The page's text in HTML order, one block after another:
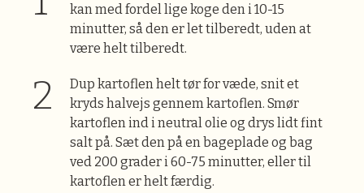
kan med fordel lige koge den i 10-15
minutter, så den er let tilberedt, uden at
være helt tilberedt.
Dup kartoflen helt tør for væde, snit et
kryds halvejs gennem kartoflen. Smør
kartoflen ind i neutral olie og drys lidt fint
salt på. Sæt den på en bageplade og bag
ved 200 grader i 60-75 minutter, eller til
kartoflen er helt færdig.